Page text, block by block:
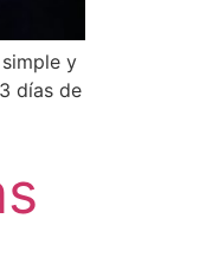
y
días de